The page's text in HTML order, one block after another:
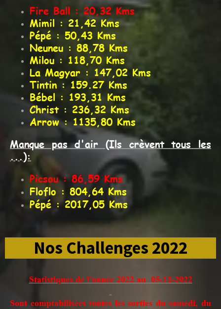
Fire Ball : 20,32 Kms
Mimil : 21,42 Kms
Pépé : 50,43 Kms
Neuneu : 88,78 Kms
Milou : 118,70 Kms
La Magyar : 147,02 Kms
Tintin : 159.27 Kms
Bébel : 193,31 Kms
Christ : 236,32 Kms
Arrow : 1135,80 Kms
Manque pas d'air (Ils crèvent tous les
...):
Picsou : 86,59 Kms
Floflo : 804,64 Kms
Pépé : 2017,05 Kms
Nos Challenges 2022
Statistiques de l'année 2022 au 05-12-2022
Sont comptabilisées toutes les sorties du samedi, du